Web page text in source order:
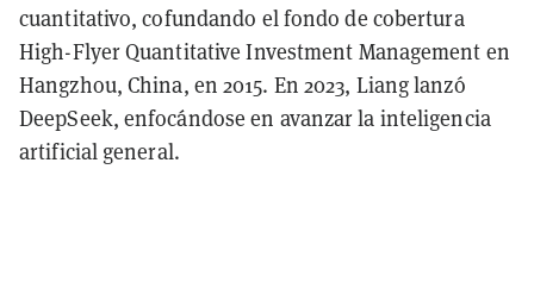
cuantitativo, cofundando el fondo de cobertura
High-Flyer Quantitative Investment Management en
Hangzhou, China, en 2015. En 2023, Liang lanzó
DeepSeek, enfocándose en avanzar la inteligencia
artificial general.